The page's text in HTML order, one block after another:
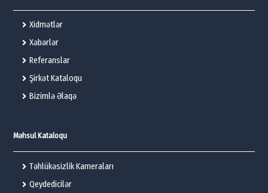
Xidmətlər
Xəbərlər
Referanslar
Şirkət Kataloqu
Bizimlə Əlaqə
Məhsul Kataloqu
Təhlükəsizlik Kameraları
Qeydedicilər